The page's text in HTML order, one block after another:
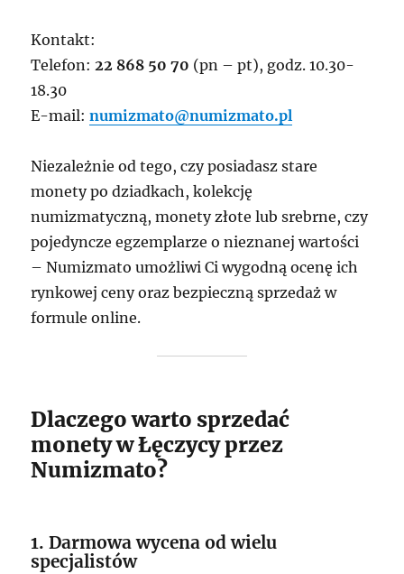
Kontakt:
Telefon:22 868 50 70 (pn – pt), godz. 10.30-
18.30
E-mail:numizmato@numizmato.pl
Niezależnie od tego, czy posiadasz stare
monety po dziadkach, kolekcję
numizmatyczną, monety złote lub srebrne, czy
pojedyncze egzemplarze o nieznanej wartości
– Numizmato umożliwi Ci wygodną ocenę ich
rynkowej ceny oraz bezpieczną sprzedaż w
formule online.
Dlaczego warto sprzedać
monety w Łęczycy przez
Numizmato?
1. Darmowa wycena od wielu
specjalistów